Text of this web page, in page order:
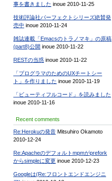
事を書きました inoue 2010-11-25
技術評論社パーフェクトシリーズ絶賛発
売中 inoue 2010-11-24
雑誌連載「Emacsのトラノマキ」の原稿
(part8)公開 inoue 2010-11-22
RESTの当惑 inoue 2010-11-22
「プログラマのためのUXチートシー
ト」を作りました inoue 2010-11-19
「ビューティフルコード」を読みました
inoue 2010-11-16
Recent comments
Re:Herokuの発音 Mitsuhiro Okamoto
2010-12-24
Re:Apacheのデフォルトmpmがprefork
からsimpleに変更 inoue 2010-12-23
Googleは(Re:フロントエンドエンジニ